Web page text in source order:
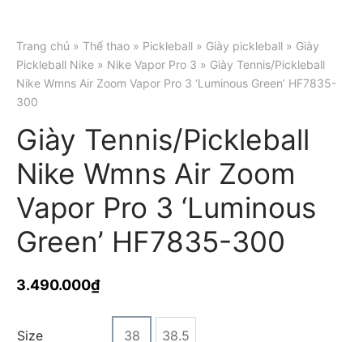
Trang chủ » Thể thao » Pickleball » Giày pickleball » Giày
Pickleball Nike » Nike Vapor Pro 3 » Giày Tennis/Pickleball
Nike Wmns Air Zoom Vapor Pro 3 ‘Luminous Green’ HF7835-
300
Giày Tennis/Pickleball
Nike Wmns Air Zoom
Vapor Pro 3 ‘Luminous
Green’ HF7835-300
3.490.000₫
Size 38 38.5